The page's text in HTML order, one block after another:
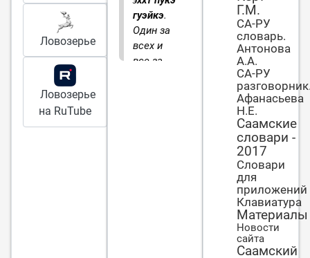
Ловозерье
Ловозерье
на RuTube
гуэйкэ.
Один за
всех и
все за
Г.М.
СА-РУ
словарь.
Антонова
А.А.
СА-РУ
Афанасьева
Н.Е.
Саамские
словари -
2017
Словари
для
приложений
Клавиатура
Материалы
Новости
сайта
Саамский